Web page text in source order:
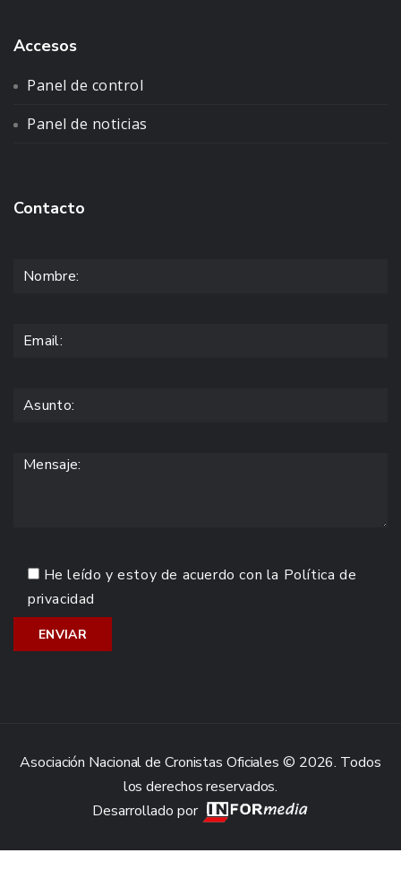
Accesos
Panel de control
Panel de noticias
Contacto
He leído y estoy de acuerdo con la Política de
privacidad
Asociación Nacional de Cronistas Oficiales © 2026. Todos
los derechos reservados.
Desarrollado por